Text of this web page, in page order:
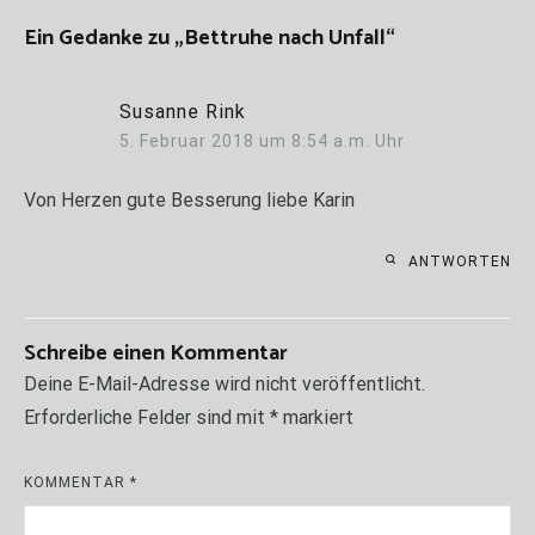
Ein Gedanke zu „Bettruhe nach Unfall“
Susanne Rink
5. Februar 2018 um 8:54 a.m. Uhr
Von Herzen gute Besserung liebe Karin
ANTWORTEN
Schreibe einen Kommentar
Deine E-Mail-Adresse wird nicht veröffentlicht.
Erforderliche Felder sind mit * markiert
KOMMENTAR *